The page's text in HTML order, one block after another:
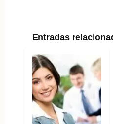
Entradas